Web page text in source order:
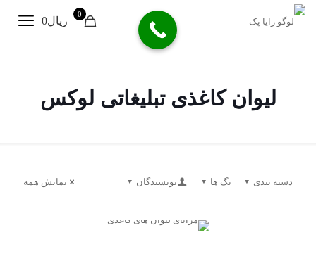
0
ریال0
لیوان کاغذی تبلیغاتی لوکس
دسته بندی تگ ها نویسندگان نمایش همه